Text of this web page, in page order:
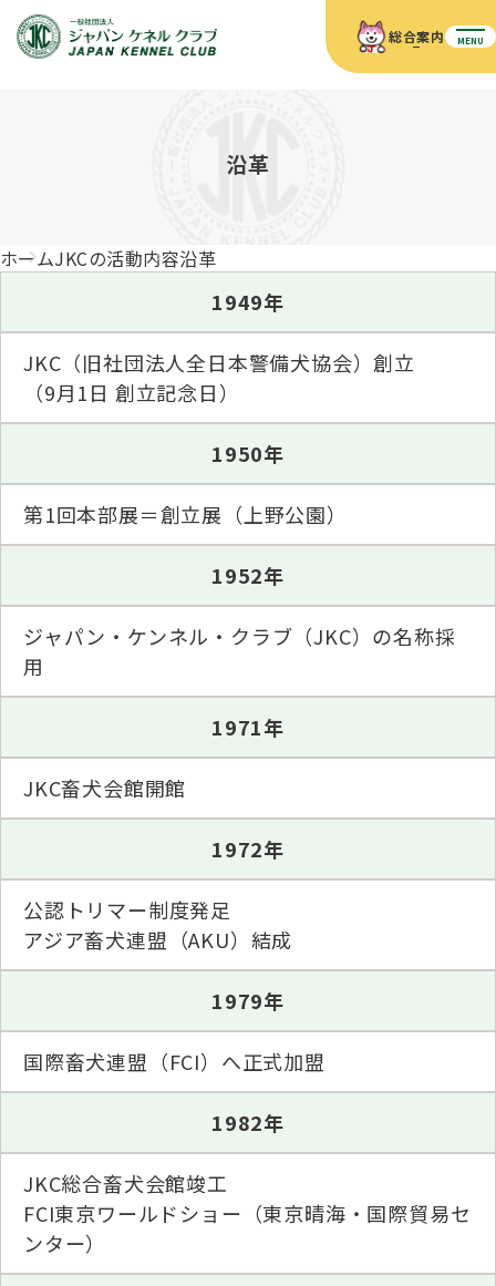
総合案内 MENU
定款
ディスクロージャー（情報公開）
有識者会議の提言について
入会のご案内
3分でわかるジャパンケネルクラブ
ジャパンケネルクラブチャンネルYouTube
ガゼットのご案内
犬種別犬籍登録頭数
長寿犬表彰について
血統証明書の見かた
血統証明書・各種申請
血統証明書・所有者名義変更
子犬の申請について
DNA登録
繁殖についての基礎知識
正しいブリーディングと守るべき心得
ティーカッププードル、豆柴について
遺伝子疾患について考えよう
「動物の愛護及び管理に関する法律」
股関節形成不全症(HD)と肘関節異形成症(ED)について
ドッグショー 競技会スケジュール
ドッグショー
FCIインターナショナルドッグショー開催のご案内
チャンピオンについて(ドッグショー・競技会)
ロイヤルカナンアワードについて
JKCブリーディングアワード
訓練競技会
アジリティー競技会
オビディエンス競技会
BH
新登録犬種のご紹介
ジュニアハンドラーとは
自由研究<犬について詳しく知ろう！>
ジャックお面を作ってあそぼう♪
JKC公認資格
「資格更新料の自動引落」のご利用について
トリマー
ハンドラー
訓練士
スチュワード
審査員
アニマル衛生士
自主研修会／日程
刊行物のご案内
犬の健康管理手帳について
お知らせ 会員向け情報
ダウンロード
沿革
ホームJKCの活動内容沿革
1949年
JKC（旧社団法人全日本警備犬協会）創立
（9月1日 創立記念日）
1950年
第1回本部展＝創立展（上野公園）
1952年
ジャパン・ケンネル・クラブ（JKC）の名称採
用
1971年
JKC畜犬会館開館
1972年
公認トリマー制度発足
アジア畜犬連盟（AKU）結成
1979年
国際畜犬連盟（FCI）へ正式加盟
1982年
JKC総合畜犬会館竣工
FCI東京ワールドショー（東京晴海・国際貿易セ
ンター）